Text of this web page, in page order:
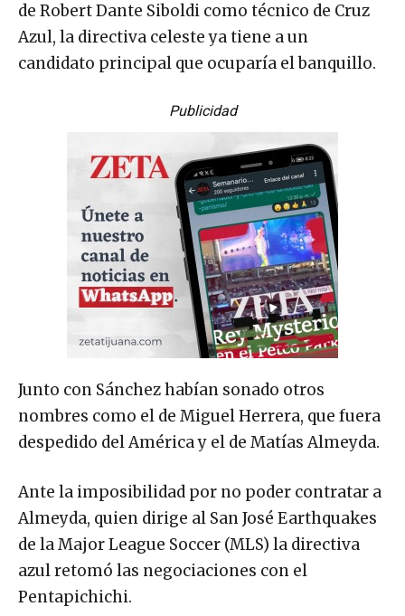
de Robert Dante Siboldi como técnico de Cruz
Azul, la directiva celeste ya tiene a un
candidato principal que ocuparía el banquillo.
Publicidad
Junto con Sánchez habían sonado otros
nombres como el de Miguel Herrera, que fuera
despedido del América y el de Matías Almeyda.
Ante la imposibilidad por no poder contratar a
Almeyda, quien dirige al San José Earthquakes
de la Major League Soccer (MLS) la directiva
azul retomó las negociaciones con el
Pentapichichi.